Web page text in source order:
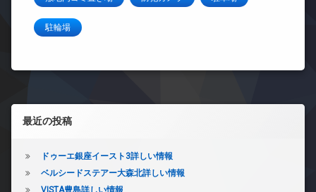
駐輪場
左サイドバー
最近の投稿
ドゥーエ銀座イースト3詳しい情報
ベルシードステアー大森北詳しい情報
VISTA豊島詳しい情報